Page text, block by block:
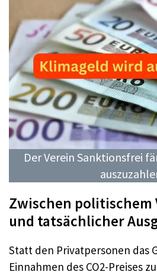
Der Verein Sanktionsfrei
Zwischen politischem
und tatsächlicher
Statt den Privatpersonen das
Einnahmen des CO2-Preises